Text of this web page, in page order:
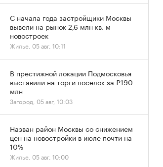
С начала года застройщики Москвы
вывели на рынок 2,6 млн кв. м
новостроек
Жилье, 05 авг, 10:11
В престижной локации Подмосковья
выставили на торги поселок за ₽190
млн
Загород, 05 авг, 10:03
Назван район Москвы со снижением
цен на новостройки в июле почти на
10%
Жилье, 05 авг, 10:00